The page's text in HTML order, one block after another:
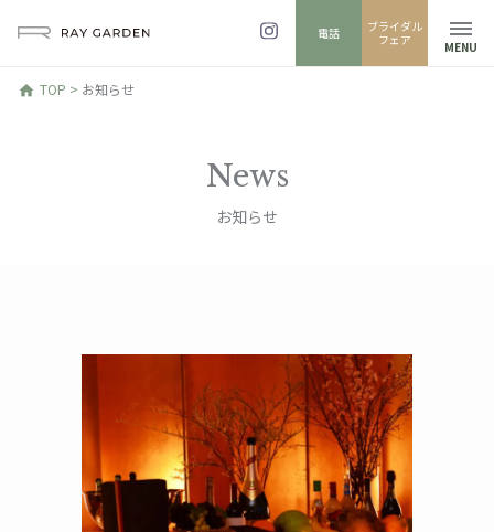
電話
ブライダル
フェア
MENU
home TOP > お知らせ
News
お知らせ